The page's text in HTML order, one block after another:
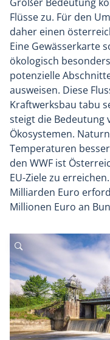
Flüsse zu. Für den
daher einen
Eine Gewässerkarte
ökologisch
potenzielle
ausweisen. Diese
Kraftwerksbau tabu
steigt die Bedeutung
Ökosystemen.
Temperaturen
den WWF ist
EU-Ziele zu
Milliarden Euro
Millionen Euro an